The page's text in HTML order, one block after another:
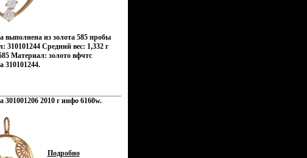
выполнена из золота 585 пробы
310101244 Средний вес: 1,332 г
Материал: золото вфчтс
310101244.
301001206 2010 г инфо 6160w.
Подробно